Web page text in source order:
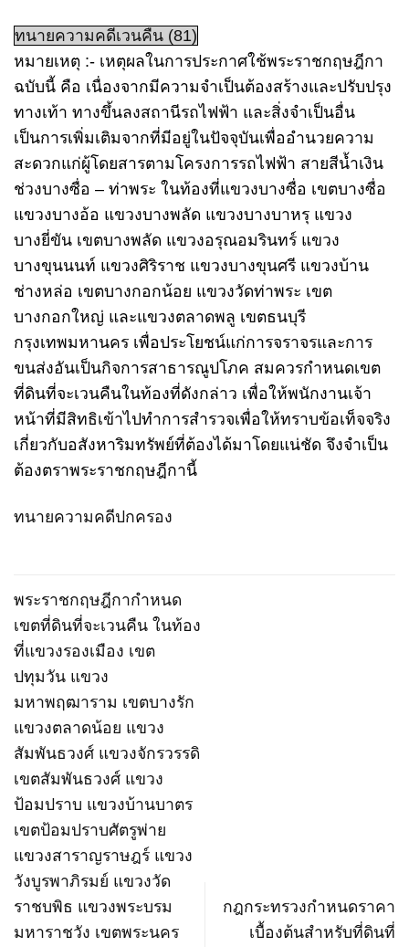
ทนายความคดีเวนคืน (81)
หมายเหตุ :- เหตุผลในการประกาศใช้พระราชกฤษฎีกา
ฉบับนี้ คือ เนื่องจากมีความจำเป็นต้องสร้างและปรับปรุง
ทางเท้า ทางขึ้นลงสถานีรถไฟฟ้า และสิ่งจำเป็นอื่น
เป็นการเพิ่มเติมจากที่มีอยู่ในปัจจุบันเพื่ออำนวยความ
สะดวกแก่ผู้โดยสารตามโครงการรถไฟฟ้า สายสีน้ำเงิน
ช่วงบางซื่อ – ท่าพระ ในท้องที่แขวงบางซื่อ เขตบางซื่อ
แขวงบางอ้อ แขวงบางพลัด แขวงบางบาหรุ แขวง
บางยี่ขัน เขตบางพลัด แขวงอรุณอมรินทร์ แขวง
บางขุนนนท์ แขวงศิริราช แขวงบางขุนศรี แขวงบ้าน
ช่างหล่อ เขตบางกอกน้อย แขวงวัดท่าพระ เขต
บางกอกใหญ่ และแขวงตลาดพลู เขตธนบุรี
กรุงเทพมหานคร เพื่อประโยชน์แก่การจราจรและการ
ขนส่งอันเป็นกิจการสาธารณูปโภค สมควรกำหนดเขต
ที่ดินที่จะเวนคืนในท้องที่ดังกล่าว เพื่อให้พนักงานเจ้า
หน้าที่มีสิทธิเข้าไปทำการสำรวจเพื่อให้ทราบข้อเท็จจริง
เกี่ยวกับอสังหาริมทรัพย์ที่ต้องได้มาโดยแน่ชัด จึงจำเป็น
ต้องตราพระราชกฤษฎีกานี้
ทนายความคดีปกครอง
พระราชกฤษฎีกากำหนด
เขตที่ดินที่จะเวนคืน ในท้อง
ที่แขวงรองเมือง เขต
ปทุมวัน แขวง
มหาพฤฒาราม เขตบางรัก
แขวงตลาดน้อย แขวง
สัมพันธวงศ์ แขวงจักรวรรดิ
เขตสัมพันธวงศ์ แขวง
ป้อมปราบ แขวงบ้านบาตร
เขตป้อมปราบศัตรูพ่าย
แขวงสาราญราษฎร์ แขวง
วังบูรพาภิรมย์ แขวงวัด
ราชบพิธ แขวงพระบรม
มหาราชวัง เขตพระนคร
กฎกระทรวงกำหนดราคา
เบื้องต้นสำหรับที่ดินที่